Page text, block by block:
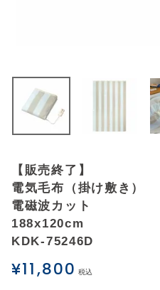
ログイン
【販売終了】
電気毛布（掛け敷き）
電磁波カット
188x120cm
KDK-75246D
¥11,800 税込